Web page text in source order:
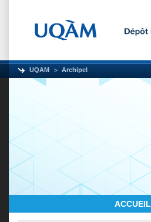
UQAM Archipel
ACCUEIL